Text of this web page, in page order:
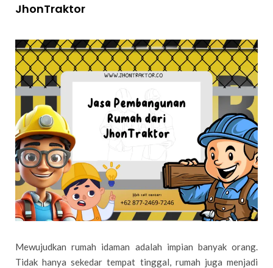
JhonTraktor
Mewujudkan rumah idaman adalah impian banyak orang.
Tidak hanya sekedar tempat tinggal, rumah juga menjadi